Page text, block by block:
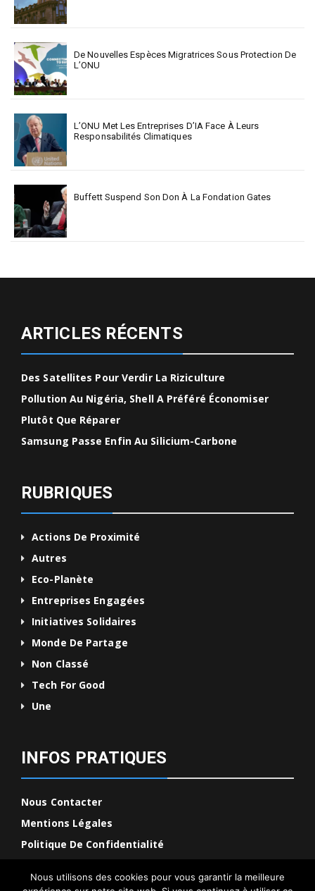
De Nouvelles Espèces Migratrices Sous Protection De
L’ONU
L’ONU Met Les Entreprises D’IA Face À Leurs
Responsabilités Climatiques
Buffett Suspend Son Don À La Fondation Gates
ARTICLES RÉCENTS
Des Satellites Pour Verdir La Riziculture
Pollution Au Nigéria, Shell A Préféré Économiser
Plutôt Que Réparer
Samsung Passe Enfin Au Silicium-Carbone
RUBRIQUES
Actions De Proximité
Autres
Eco-Planète
Entreprises Engagées
Initiatives Solidaires
Monde De Partage
Non Classé
Tech For Good
Une
INFOS PRATIQUES
Nous Contacter
Mentions Légales
Politique De Confidentialité
Nous utilisons des cookies pour vous garantir la meilleure